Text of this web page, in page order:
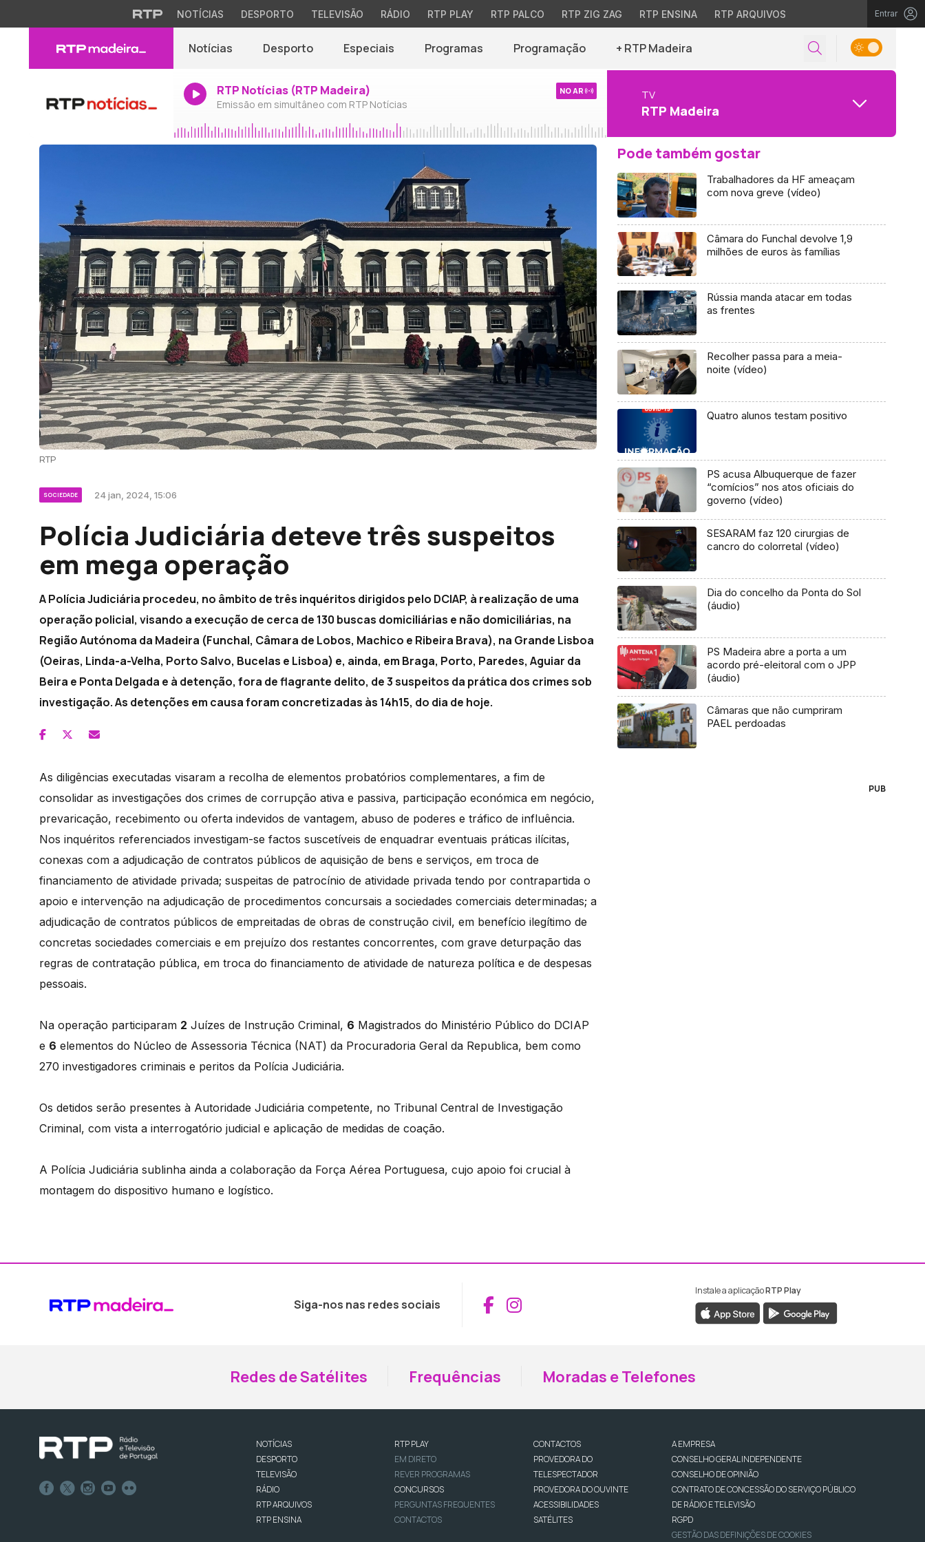
NOTÍCIAS DESPORTO TELEVISÃO RÁDIO RTP PLAY RTP PALCO RTP ZIG ZAG RTP ENSINA RTP ARQUIVOS Entrar
Notícias Desporto Especiais Programas Programação + RTP Madeira
RTP Notícias (RTP Madeira)
Emissão em simultâneo com RTP Notícias
NO AR TV
RTP Madeira
RTP
SOCIEDADE 24 jan, 2024, 15:06
Polícia Judiciária deteve três suspeitos
em mega operação
A Polícia Judiciária procedeu, no âmbito de três inquéritos dirigidos pelo DCIAP, à realização de uma
operação policial, visando a execução de cerca de 130 buscas domiciliárias e não domiciliárias, na
Região Autónoma da Madeira (Funchal, Câmara de Lobos, Machico e Ribeira Brava), na Grande Lisboa
(Oeiras, Linda-a-Velha, Porto Salvo, Bucelas e Lisboa) e, ainda, em Braga, Porto, Paredes, Aguiar da
Beira e Ponta Delgada e à detenção, fora de flagrante delito, de 3 suspeitos da prática dos crimes sob
investigação. As detenções em causa foram concretizadas às 14h15, do dia de hoje.
As diligências executadas visaram a recolha de elementos probatórios complementares, a fim de
consolidar as investigações dos crimes de corrupção ativa e passiva, participação económica em negócio,
prevaricação, recebimento ou oferta indevidos de vantagem, abuso de poderes e tráfico de influência.
Nos inquéritos referenciados investigam-se factos suscetíveis de enquadrar eventuais práticas ilícitas,
conexas com a adjudicação de contratos públicos de aquisição de bens e serviços, em troca de
financiamento de atividade privada; suspeitas de patrocínio de atividade privada tendo por contrapartida o
apoio e intervenção na adjudicação de procedimentos concursais a sociedades comerciais determinadas; a
adjudicação de contratos públicos de empreitadas de obras de construção civil, em benefício ilegítimo de
concretas sociedades comerciais e em prejuízo dos restantes concorrentes, com grave deturpação das
regras de contratação pública, em troca do financiamento de atividade de natureza política e de despesas
pessoais.
Na operação participaram 2 Juízes de Instrução Criminal, 6 Magistrados do Ministério Público do DCIAP
e 6 elementos do Núcleo de Assessoria Técnica (NAT) da Procuradoria Geral da Republica, bem como
270 investigadores criminais e peritos da Polícia Judiciária.
Os detidos serão presentes à Autoridade Judiciária competente, no Tribunal Central de Investigação
Criminal, com vista a interrogatório judicial e aplicação de medidas de coação.
A Polícia Judiciária sublinha ainda a colaboração da Força Aérea Portuguesa, cujo apoio foi crucial à
montagem do dispositivo humano e logístico.
Pode também gostar
Trabalhadores da HF ameaçam
com nova greve (vídeo)
Câmara do Funchal devolve 1,9
milhões de euros às famílias
Rússia manda atacar em todas
as frentes
Recolher passa para a meia-
noite (vídeo)
Quatro alunos testam positivo
PS acusa Albuquerque de fazer
“comícios” nos atos oficiais do
governo (vídeo)
SESARAM faz 120 cirurgias de
cancro do colorretal (vídeo)
Dia do concelho da Ponta do Sol
(áudio)
PS Madeira abre a porta a um
acordo pré-eleitoral com o JPP
(áudio)
Câmaras que não cumpriram
PAEL perdoadas
PUB
Siga-nos nas redes sociais Aceder ao Facebook da RTP Madeira
Aceder ao Instagram da RTP Madeira
Instale a aplicaçãoRTP Play
Redes de Satélites Frequências Moradas e Telefones
NOTÍCIAS
DESPORTO
TELEVISÃO
RÁDIO
RTP ARQUIVOS
RTP ENSINA
RTP PLAY
EM DIRETO
REVER PROGRAMAS
CONCURSOS
PERGUNTAS FREQUENTES
CONTACTOS
CONTACTOS
PROVEDORA DO
TELESPECTADOR
PROVEDORA DO OUVINTE
ACESSIBILIDADES
SATÉLITES
A EMPRESA
CONSELHO GERAL INDEPENDENTE
CONSELHO DE OPINIÃO
CONTRATO DE CONCESSÃO DO SERVIÇO PÚBLICO
DE RÁDIO E TELEVISÃO
RGPD
GESTÃO DAS DEFINIÇÕES DE COOKIES